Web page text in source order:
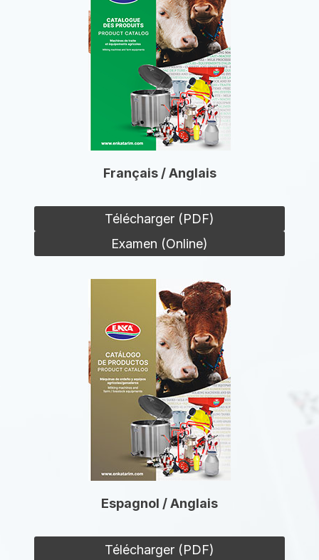
Français / Anglais
Télécharger (PDF)
Examen (Online)
Espagnol / Anglais
Télécharger (PDF)